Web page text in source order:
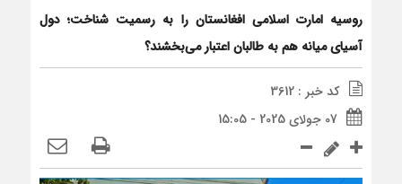
روسیه امارت اسلامی افغانستان را به رسمیت شناخت؛ دول
آسیای میانه هم به طالبان اعتبار می‎‌بخشند؟
کد خبر : 3612
07 جولای 2025 - 15:05